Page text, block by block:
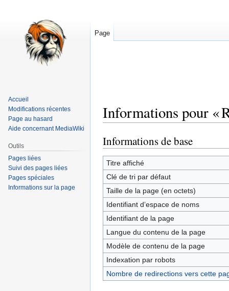
Informations pour «
Aller
à
la
navigation
Aller
à
la
recherche
Informations de base
Titre affiché
Clé de tri par défaut
Taille de la page (en octets)
Identifiant dʼespace de noms
Identifiant de la page
Langue du contenu de la page
Modèle de contenu de la page
Indexation par robots
Nombre de redirections vers cette
Page
Accueil
Modifications récentes
Page au hasard
Aide concernant MediaWiki
Outils
Pages liées
Suivi des pages liées
Pages spéciales
Informations sur la page